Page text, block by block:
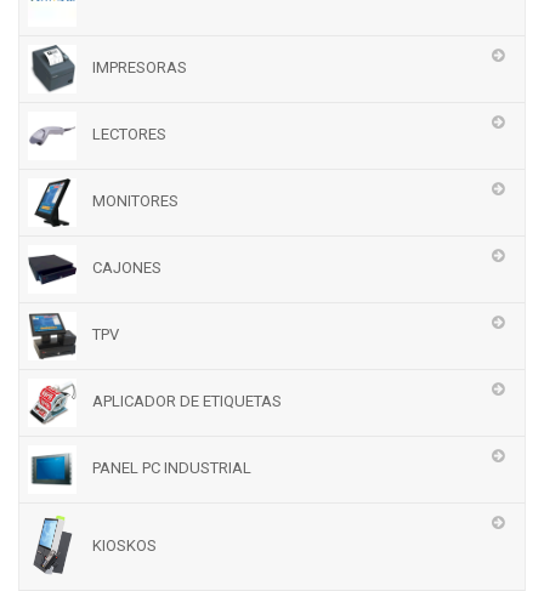
IMPRESORAS
LECTORES
MONITORES
CAJONES
TPV
APLICADOR DE ETIQUETAS
PANEL PC INDUSTRIAL
KIOSKOS